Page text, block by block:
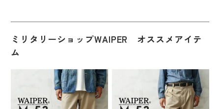
ミリタリーショップWAIPER オススメアイテ
ム